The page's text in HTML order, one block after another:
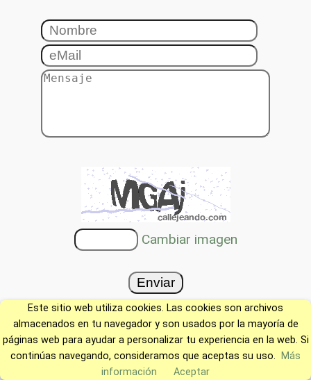
Cambiar imagen
Este sitio web utiliza cookies. Las cookies son archivos
almacenados en tu navegador y son usados por la mayoría de
páginas web para ayudar a personalizar tu experiencia en la web. Si
continúas navegando, consideramos que aceptas su uso.
Más
información
Aceptar